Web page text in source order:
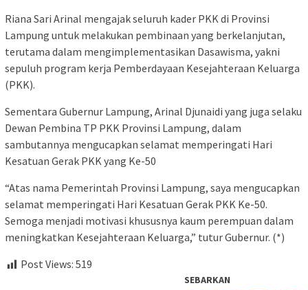
Riana Sari Arinal mengajak seluruh kader PKK di Provinsi
Lampung untuk melakukan pembinaan yang berkelanjutan,
terutama dalam mengimplementasikan Dasawisma, yakni
sepuluh program kerja Pemberdayaan Kesejahteraan Keluarga
(PKK).
Sementara Gubernur Lampung, Arinal Djunaidi yang juga selaku
Dewan Pembina TP PKK Provinsi Lampung, dalam
sambutannya mengucapkan selamat memperingati Hari
Kesatuan Gerak PKK yang Ke-50
“Atas nama Pemerintah Provinsi Lampung, saya mengucapkan
selamat memperingati Hari Kesatuan Gerak PKK Ke-50.
Semoga menjadi motivasi khususnya kaum perempuan dalam
meningkatkan Kesejahteraan Keluarga,” tutur Gubernur. (*)
Post Views: 519
SEBARKAN